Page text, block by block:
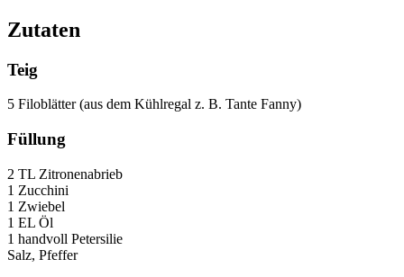
Zutaten
Teig
5 Filoblätter (aus dem Kühlregal z. B. Tante Fanny)
Füllung
2 TL Zitronenabrieb
1 Zucchini
1 Zwiebel
1 EL Öl
1 handvoll Petersilie
Salz, Pfeffer